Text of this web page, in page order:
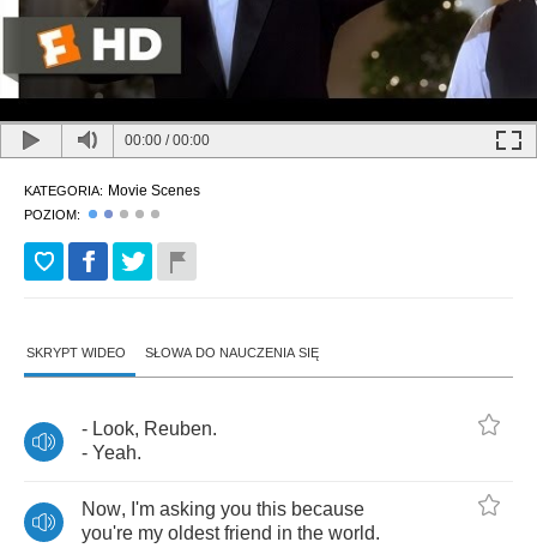
00:00 /00:00
KATEGORIA: Movie Scenes
POZIOM:
SKRYPT WIDEO SŁOWA DO NAUCZENIA SIĘ
- Look, Reuben.
- Yeah.
Now, I'm asking you this because
you're my oldest friend in the world.